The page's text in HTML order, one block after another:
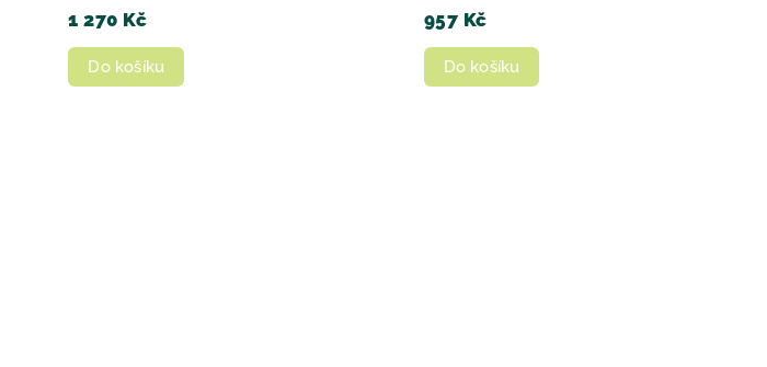
1 270 Kč
Do košíku
957 Kč
Do košíku